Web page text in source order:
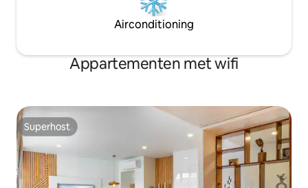
Airconditioning
Appartementen met wifi
Superhost
Superhost